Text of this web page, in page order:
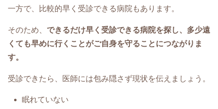
一方で、比較的早く受診できる病院もあります。
そのため、 できるだけ早く受診できる病院を探し、多少遠
くても早めに行くことがご自身を守ることにつながりま
す。
受診できたら、医師には包み隠さず現状を伝えましょう。
眠れていない